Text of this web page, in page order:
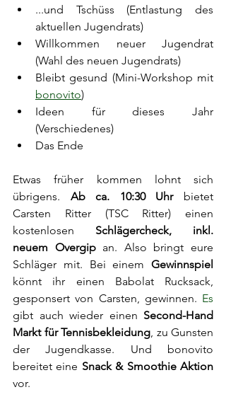
...und Tschüss (Entlastung des
aktuellen Jugendrats)
Willkommen neuer Jugendrat
(Wahl des neuen Jugendrats)
bonovito)
Ideen für dieses Jahr
(Verschiedenes)
Das Ende
Etwas früher kommen lohnt sich
übrigens. Ab ca. 10:30 Uhr bietet
Carsten Ritter (TSC Ritter) einen
kostenlosen Schlägercheck, inkl.
neuem Overgip an. Also bringt eure
Schläger mit. Bei einem Gewinnspiel
könnt ihr einen Babolat Rucksack,
gesponsert von Carsten, gewinnen. Es
gibt auch wieder einen Second-Hand
Markt für Tennisbekleidung , zu Gunsten
der Jugendkasse. Und bonovito
bereitet eine
vor.